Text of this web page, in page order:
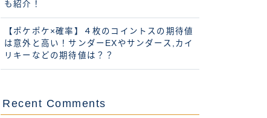
も紹介！
【ポケポケ×確率】４枚のコイントスの期待値
は意外と高い！サンダーEXやサンダース,カイ
リキーなどの期待値は？？
Recent Comments